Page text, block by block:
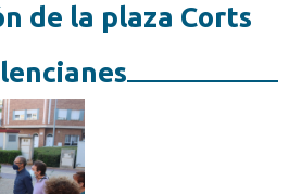
de la plaza Corts